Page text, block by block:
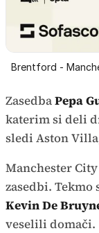
Brentford -
ZasedbaPepa
katerim si deli
sledi Aston
Manchester
zasedbi. Tekmo
Kevin De
veselili domači.